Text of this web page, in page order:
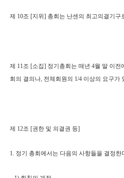
제 10조 [지위] 총회는 난센의 최고의결기구
제 11조 [소집] 정기총회는 매년 4월 말 이전
회의 결의나, 전체회원의 1/4 이상의 요구가
제 12조 [권한 및 의결권 등]
1. 정기 총회에서는 다음의 사항들을 결정한